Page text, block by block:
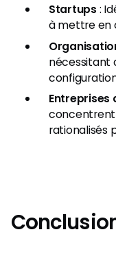
Startups :
à mettre en
nécessitant
Entreprises
concentrent
rationalisés